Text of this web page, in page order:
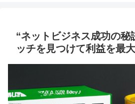
“ネットビジネス成功の秘
ッチを見つけて利益を最